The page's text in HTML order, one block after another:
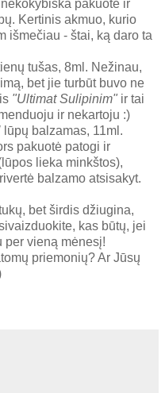
pakuotė ir
Kertinis akmuo, kurio
išmečiau - štai, ką daro ta
tušas, 8ml. Nežinau,
bet jie turbūt buvo ne
"Ultimat Sulipinim" ir tai
ir nekartoju :)
lūpų balzamas, 11ml.
pakuotė patogi ir
lieka minkštos),
balzamo atsisakyt.
bet širdis džiugina,
kas būtų, jei
per vieną mėnesį!
priemonių? Ar Jūsų